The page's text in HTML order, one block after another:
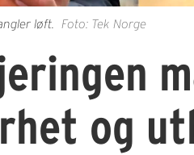
løft. Foto: Tek Norge
og